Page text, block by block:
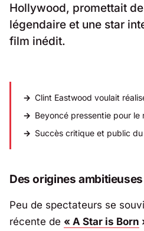
Hollywood, promettait
légendaire et une star
film inédit.
Clint Eastwood voulait
Beyoncé pressentie pour
Succès critique et public
Des origines
Peu de spectateurs se
récente de « A Star is Born